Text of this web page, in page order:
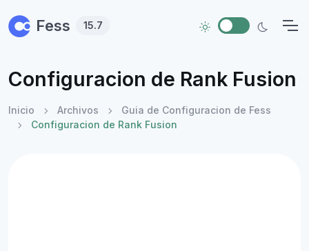
Fess 15.7
Configuracion de Rank Fusion
Inicio Archivos
Guia de Configuracion de Fess
Configuracion de Rank Fusion